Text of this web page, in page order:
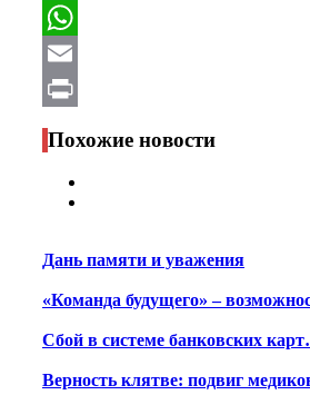
Facebook
WhatsApp
Email
Print
Похожие новости
Дань памяти и уважения
«Команда будущего» –
Сбой в системе банковских
Верность клятве: подвиг